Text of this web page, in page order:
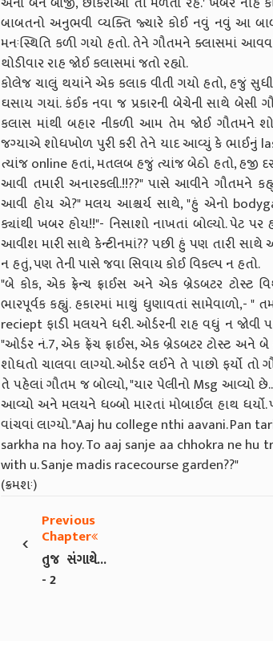
બાબતનો અનુભવી વ્યક્તિ જ્યારે કોઈ નવું નવું આ
મનઃસ્થિતિ કળી ગયો હતો. તેને ગૌતમને ક્લાસમાં
થોડીવાર રાહ જોઈ કલાસમાં જતો રહ્યો.
કોલેજ ચાલું થયાંને એક કલાક વીતી ગયો હતો, હજું
ઘસાય ગયાં. કંઈક નવા જ પ્રકારની બેચેની સાથે બેસી
કલાસ માંથી બહાર નીકળી આમ તેમ જોઈ ગૌતમને
જગ્યાએ શોધખોળ પુરી કરી તેને યાદ આવ્યું કે ભાઈનું
ત્યાંજ online હતાં, મતલબ હજું ત્યાંજ બેઠો હતો, હજી
આવી તમારી અનારકલી.!!??" પાસે આવીને ગૌતમને
આવી હોય એ?" મલય આશ્ચર્ય સાથે, "હું એનો
ક્યાંથી ખબર હોય!!"- નિસાશો નાખતાં બોલ્યો. પેટ
આવીશ મારી સાથે કેન્ટીનમાં?? પછી હું પણ તારી
ન હતું, પણ તેની પાસે જવા સિવાય કોઈ વિકલ્પ ન હતો.
"બે કોક, એક ફ્રેન્ચ ફ્રાઈસ અને એક બ્રેડબટર ટોસ્ટ
ભારપૂર્વક કહ્યું. હકારમાં માથું ધુણાવતાં સામેવાળો,- "
reciept ફાડી મલયને ધરી. ઓર્ડરની રાહ વધું ન જોવી
"ઓર્ડર નં.7, એક ફ્રેંચ ફ્રાઈસ, એક બ્રેડબટર ટોસ્ટ અને
શોધતો ચાલવા લાગ્યો. ઓર્ડર લઈને તે પાછો ફર્યો
તે પહેલાં ગૌતમ જ બોલ્યો, "યાર પેલીનો Msg આવ્યો
આવ્યો અને મલયને ધબ્બો મારતાં મોબાઈલ હાથ ધર્યો.
વાંચવાં લાગ્યો. "Aaj hu college nthi aavani. Pan
sarkha na hoy. To aaj sanje aa chhokra ne
with u. Sanje madis racecourse garden??"
(ક્રમશઃ)
‹
Previous
Chapter
તુજ સંગાથે...
- 2